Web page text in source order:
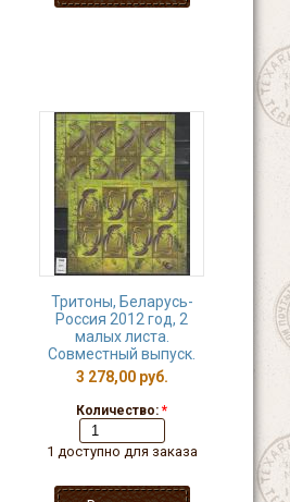
Тритоны, Беларусь-
Россия 2012 год, 2
малых листа.
Совместный выпуск.
3 278,00 руб.
Количество: *
1 доступно для заказа